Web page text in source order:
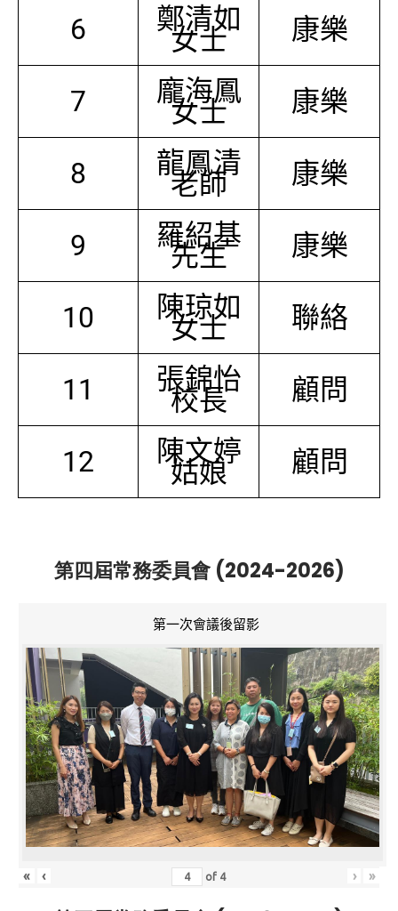
6 鄭清如
女士 康樂
7 龐海鳳
女士 康樂
8 龍鳳清
老師 康樂
9 羅紹基
先生 康樂
10 陳琼如
女士 聯絡
11 張錦怡
校長 顧問
12 陳文婷
姑娘 顧問
第四屆常務委員會 (2024-2026)
第一次會議後留影
« ‹ of 4 › »